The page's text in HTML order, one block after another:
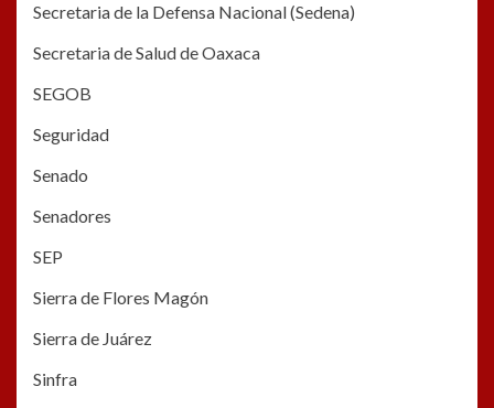
Secretaria de la Defensa Nacional (Sedena)
Secretaria de Salud de Oaxaca
SEGOB
Seguridad
Senado
Senadores
SEP
Sierra de Flores Magón
Sierra de Juárez
Sinfra